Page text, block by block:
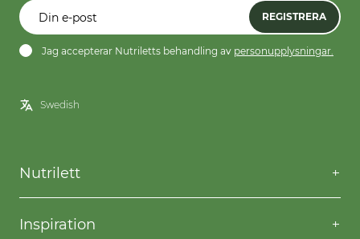
REGISTRERA
Jag accepterar Nutriletts behandling av personupplysningar.
Nutrilett
Kontakta oss
Frågor & svar
Inspiration